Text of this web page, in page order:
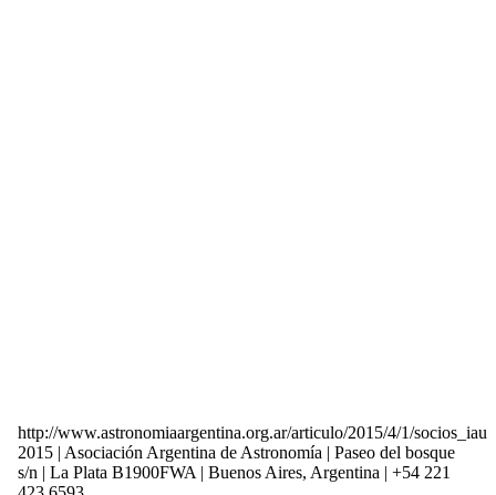
http://www.astronomiaargentina.org.ar/articulo/2015/4/1/socios_iau
2015 | Asociación Argentina de Astronomía | Paseo del bosque
s/n | La Plata B1900FWA | Buenos Aires, Argentina | +54 221